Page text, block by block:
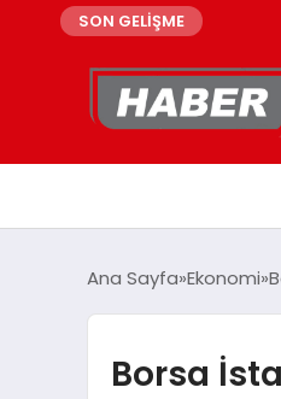
SON GELİŞME
Ana Sayfa Ekonomi
Borsa